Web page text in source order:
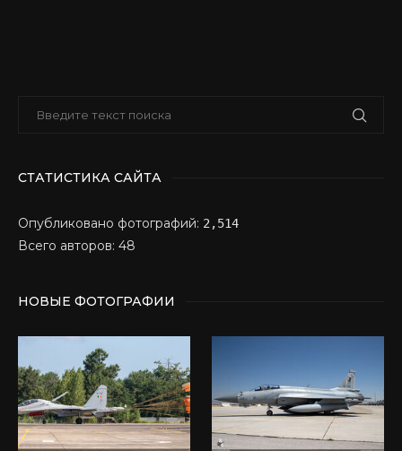
СТАТИСТИКА САЙТА
Опубликовано фотографий: 2,514
Всего авторов: 48
НОВЫЕ ФОТОГРАФИИ